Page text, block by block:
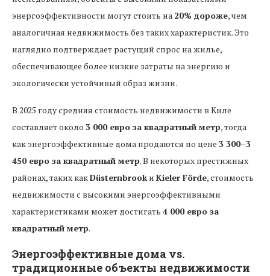
энергоэффективности могут стоить на 20% дороже, чем
аналогичная недвижимость без таких характеристик. Это
наглядно подтверждает растущий спрос на жилье,
обеспечивающее более низкие затраты на энергию и
экологически устойчивый образ жизни.
В 2025 году средняя стоимость недвижимости в Киле
составляет около 3 000 евро за квадратный метр, тогда
как энергоэффективные дома продаются по цене 3 300–3
450 евро за квадратный метр. В некоторых престижных
районах, таких какDüsternbrook и Kieler Förde, стоимость
недвижимости с высокими энергоэффективными
характеристиками может достигать 4 000 евро за
квадратный метр.
Энергоэффективные дома vs.
традиционные объекты недвижимости